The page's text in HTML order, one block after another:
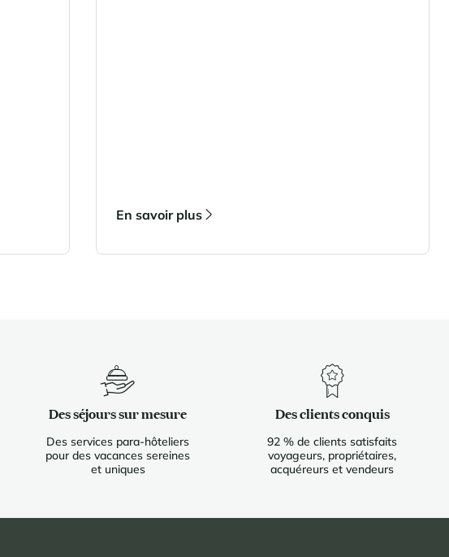
En savoir plus
Des séjours sur mesure
Des services para-hôteliers
pour des vacances sereines
et uniques
Des clients conquis
92 % de clients satisfaits
voyageurs, propriétaires,
acquéreurs et vendeurs